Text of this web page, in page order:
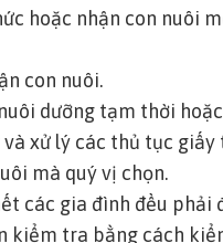
hoặc nhận con nuôi
con nuôi.
dưỡng tạm thời
xử lý các thủ tục giấy
mà quý vị chọn.
các gia đình đều phải
kiểm tra bằng cách